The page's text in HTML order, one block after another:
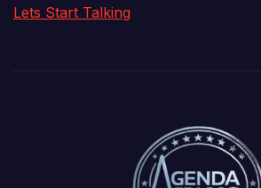
Lets Start Talking